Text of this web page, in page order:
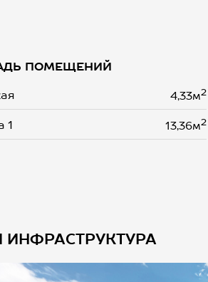
ПОМЕЩЕНИЙ
4,33м2
1 13,36м2
ИНФРАСТРУКТУРА